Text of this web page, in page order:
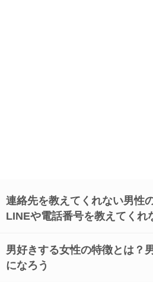
連絡先を教えてくれない男性
LINEや電話番号を教えてくれ
男好きする女性の特徴とは？
になろう